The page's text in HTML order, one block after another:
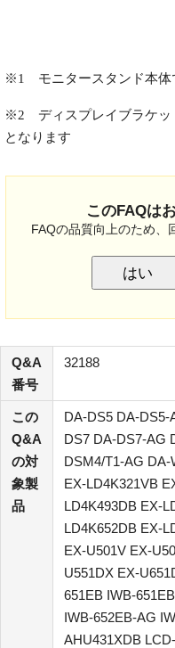
※1 モニタースタンド本体
※2 ディスプレイブラケッ
となります
このFAQは
FAQの品質向上のため、
はい
Q&A
番号
32188
この
Q&A
の対
象製
品
DA-DS5 DA-DS5-
DS7 DA-DS7-AG
DSM4/T1-AG
EX-LD4K321VB
LD4K493DB EX-
LD4K652DB EX-
EX-U501V EX-
U551DX EX-
651EB IWB-
IWB-652EB-AG
AHU431XDB